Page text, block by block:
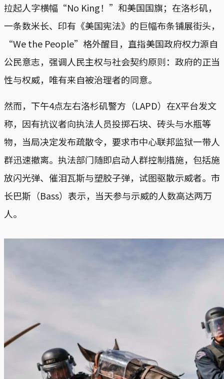
拉起人字横幅“No King！”和美国国旗；在洛杉矶，
一条数米长、印有《美国宪法》的巨幅布条铺展街头，
“We the People”格外醒目，直指美国政府权力源自
公民意志，强调人民主权与社会契约原则：政府的正当
性与权威，唯有来自被治理者的同意。
然而，下午4点左右洛杉矶警方（LAPD）在X平台发文
称，因有抗议者向执法人员投掷石块、砖头与水瓶等
物，当局决定发布疏散令，要求市中心联邦监狱一带人
群迅速撤离。执法部门随即启动人群控制措施，包括施
放闪光弹、催泪瓦斯与塑胶子弹，试图驱散示威者。市
长巴斯（Bass）表示，当天参与示威的人数高达两万
人。